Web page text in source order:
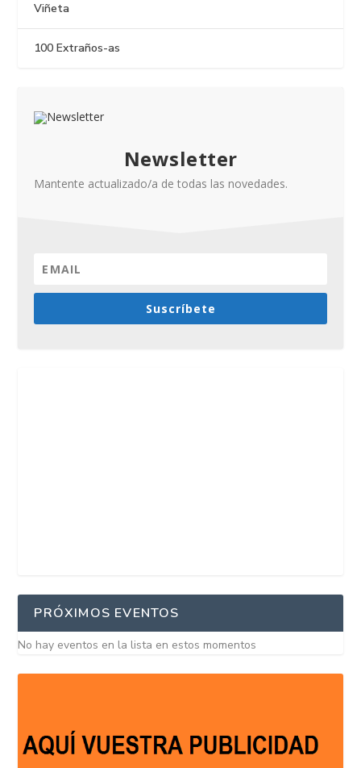
Viñeta
100 Extraños-as
Newsletter
Mantente actualizado/a de todas las novedades.
Suscríbete
PRÓXIMOS EVENTOS
No hay eventos en la lista en estos momentos